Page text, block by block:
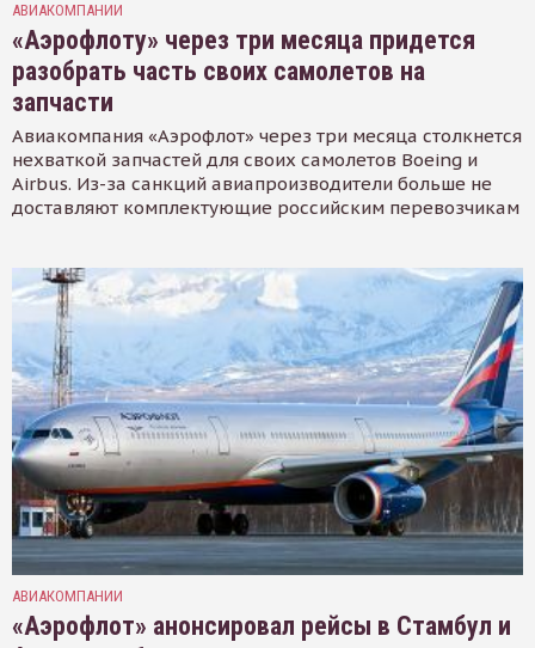
АВИАКОМПАНИИ
«Аэрофлоту» через три месяца придется
разобрать часть своих самолетов на
запчасти
Авиакомпания «Аэрофлот» через три месяца столкнется
нехваткой запчастей для своих самолетов Boeing и
Airbus. Из-за санкций авиапроизводители больше не
доставляют комплектующие российским перевозчикам
АВИАКОМПАНИИ
«Аэрофлот» анонсировал рейсы в Стамбул и